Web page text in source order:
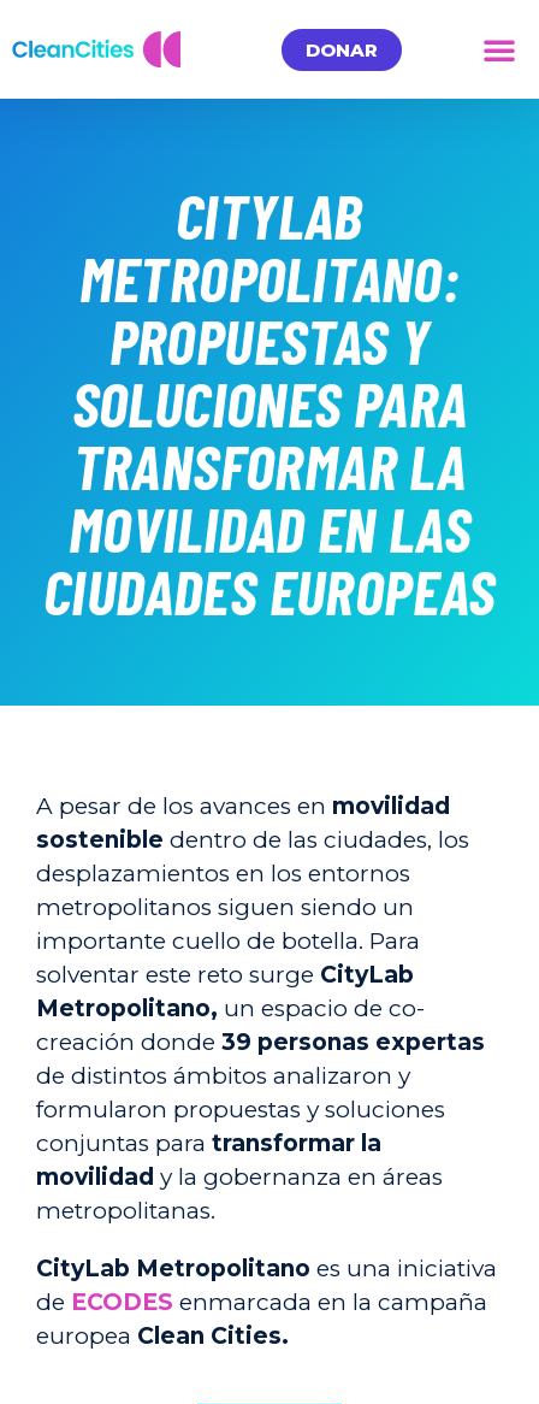
DONAR
CITYLAB
METROPOLITANO:
PROPUESTAS Y
SOLUCIONES PARA
TRANSFORMAR LA
MOVILIDAD EN LAS
CIUDADES EUROPEAS
A pesar de los avances en movilidad
sostenible dentro de las ciudades, los
desplazamientos en los entornos
metropolitanos siguen siendo un
importante cuello de botella. Para
solventar este reto surge CityLab
Metropolitano, un espacio de co-
creación donde 39 personas expertas
de distintos ámbitos analizaron y
formularon propuestas y soluciones
conjuntas para transformar la
movilidad y la gobernanza en áreas
metropolitanas.
CityLab Metropolitano es una iniciativa
de ECODES enmarcada en la campaña
europea Clean Cities.